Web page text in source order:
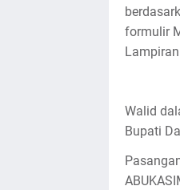
formulir
Walid
Bupati